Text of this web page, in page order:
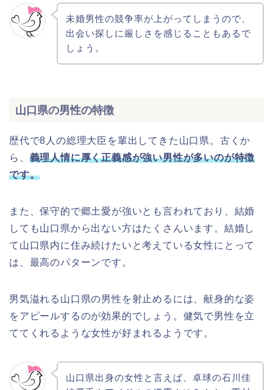
未婚男性の競争率が上がってしまうので、
出会い探しに厳しさを感じることもあるで
しょう。
山口県の男性の特徴
歴代で8人の総理大臣を輩出してきた山口県。古くか
ら、 義理人情に厚く正義感が強い男性が多いのが特徴
です。
また、保守的で郷土愛が強いとも言われており、結婚
しても山口県から出ない方はたくさんいます。結婚し
て山口県内に住み続けたいと考えている女性にとって
は、最高のパターンです。
男気溢れる山口県の男性を射止めるには、献身的な姿
をアピールするのが効果的でしょう。健気で男性を立
ててくれるような女性が好まれるようです。
山口県出身の女性と言えば、卓球の石川佳